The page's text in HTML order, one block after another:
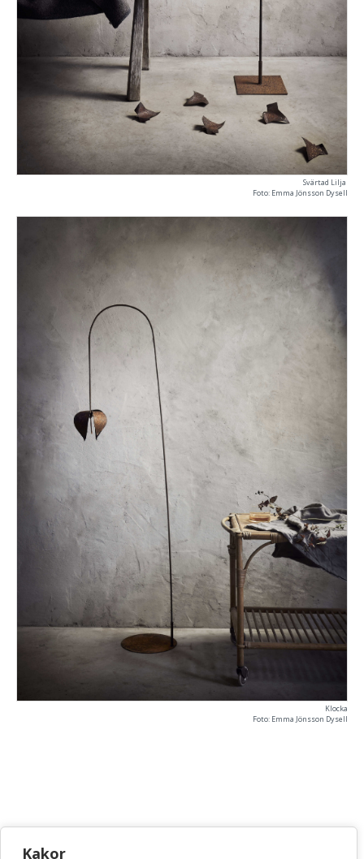
Kakor
Svärtad Lilja
Foto: Emma Jönsson Dysell
Klocka
Foto: Emma Jönsson Dysell
KONSTHANTVERKSCENTRUM